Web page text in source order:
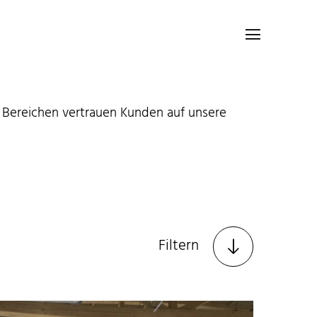

vertrauen Kunden auf unsere
Filtern 